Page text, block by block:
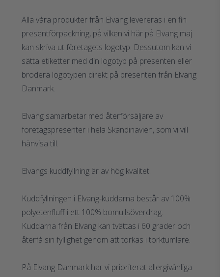
Alla våra produkter från Elvang levereras i en fin
presentförpackning, på vilken vi här på Elvang maj
kan skriva ut företagets logotyp. Dessutom kan vi
sätta etiketter med din logotyp på presenten eller
brodera logotypen direkt på presenten från Elvang
Danmark.
Elvang samarbetar med återförsäljare av
företagspresenter i hela Skandinavien, som vi vill
hänvisa till.
Elvangs kuddfyllning är av hög kvalitet.
Kuddfyllningen i Elvang-kuddarna består av 100%
polyetenfluff i ett 100% bomullsöverdrag.
Kuddarna från Elvang kan tvättas i 60 grader och
återfå sin fyllighet genom att torkas i torktumlare.
På Elvang Danmark har vi prioriterat allergivänliga